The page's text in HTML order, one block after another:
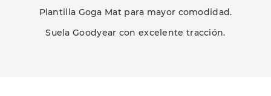
Plantilla Goga Mat para mayor comodidad.
Suela Goodyear con excelente tracción.